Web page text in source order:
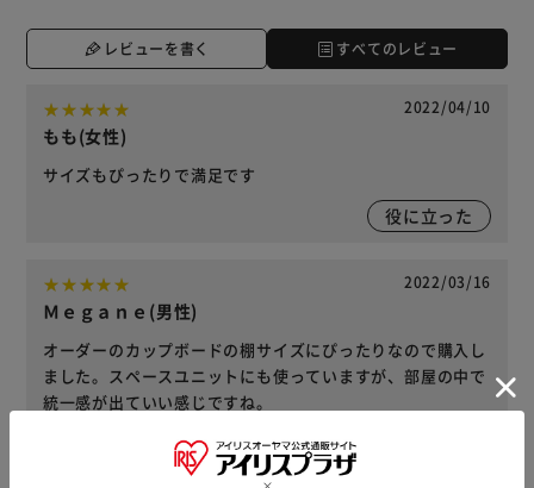
レビューを書く すべてのレビュー
2022/04/10
もも(女性)
サイズもぴったりで満足です
役に立った
2022/03/16
Ｍｅｇａｎｅ(男性)
オーダーのカップボードの棚サイズにぴったりなので購入し
ました。スペースユニットにも使っていますが、部屋の中で
統一感が出ていい感じですね。